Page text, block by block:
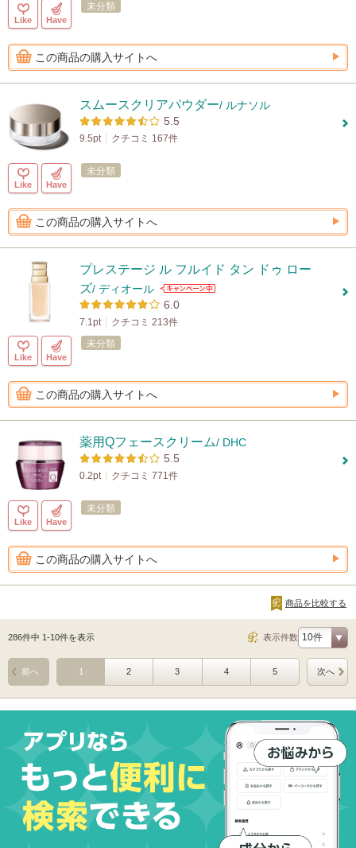
Like Have
未分類
この商品の購入サイトへ
スムースクリアパウダー/ ルナソル
5.5
9.5pt クチコミ 167件
Like Have
未分類
この商品の購入サイトへ
プレステージ ル フルイド タン ドゥ ロー
ズ/ ディオール
6.0
7.1pt クチコミ 213件
Like Have
未分類
この商品の購入サイトへ
薬用Qフェースクリーム/ DHC
5.5
0.2pt クチコミ 771件
Like Have
未分類
この商品の購入サイトへ
商品を比較する
286件中 1-10件を表示 表示件数
1 2 3 4 5
前へ 次へ